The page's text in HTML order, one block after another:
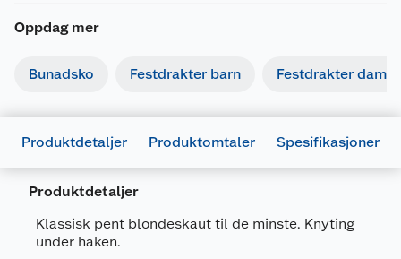
Oppdag mer
Bunadsko Festdrakter barn Festdrakter dame
Produktdetaljer Produktomtaler Spesifikasjoner
Produktdetaljer
Klassisk pent blondeskaut til de minste. Knyting
under haken.
Artikkelnummer